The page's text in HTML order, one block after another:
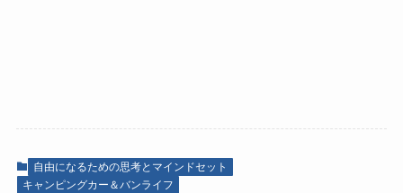
自由になるための思考とマインドセット
キャンピングカー＆バンライフ